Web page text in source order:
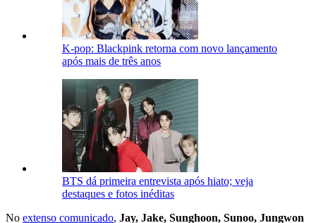
K-pop: Blackpink retorna com novo lançamento
após mais de três anos
BTS dá primeira entrevista após hiato; veja
destaques e fotos inéditas
No extenso comunicado, Jay, Jake, Sunghoon, Sunoo, Jungwon